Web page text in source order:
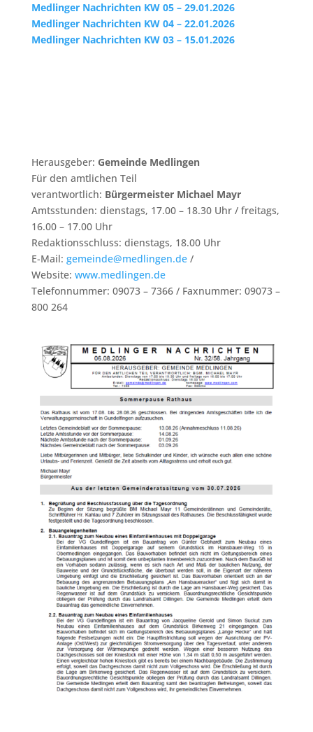
Medlinger Nachrichten KW 05 – 29.01.2026
Medlinger Nachrichten KW 04 – 22.01.2026
Medlinger Nachrichten KW 03 – 15.01.2026
Herausgeber: Gemeinde Medlingen
Für den amtlichen Teil
verantwortlich: Bürgermeister Michael Mayr
Amtsstunden: dienstags, 17.00 – 18.30 Uhr / freitags,
16.00 – 17.00 Uhr
Redaktionsschluss: dienstags, 18.00 Uhr
E-Mail: gemeinde@medlingen.de/
Website: www.medlingen.de
Telefonnummer: 09073 – 7366 / Faxnummer: 09073 –
800 264